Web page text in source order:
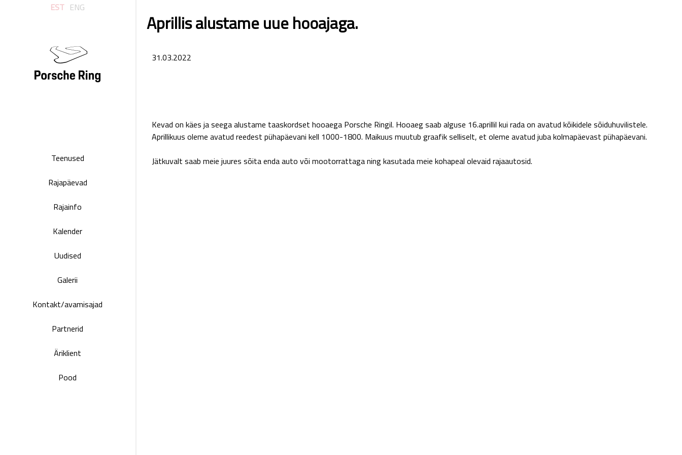
EST ENG
Teenused
Rajapäevad
Rajainfo
Kalender
Uudised
Galerii
Kontakt/avamisajad
Partnerid
Äriklient
Pood
Aprillis alustame uue hooajaga.
31.03.2022
Kevad on käes ja seega alustame taaskordset hooaega Porsche Ringil. Hooaeg saab alguse 16.aprillil kui rada on avatud kõikidele sõiduhuvilistele.
Aprillikuus oleme avatud reedest pühapäevani kell 1000-1800. Maikuus muutub graafik selliselt, et oleme avatud juba kolmapäevast pühapäevani.
Jätkuvalt saab meie juures sõita enda auto või mootorrattaga ning kasutada meie kohapeal olevaid rajaautosid.